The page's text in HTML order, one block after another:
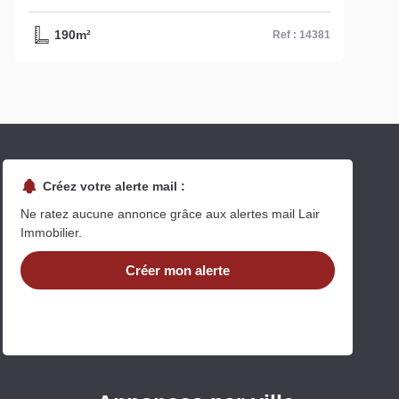
285m²
Créez votre alerte mail :
Ne ratez aucune annonce grâce aux alertes mail Lair
Immobilier.
Créer mon alerte